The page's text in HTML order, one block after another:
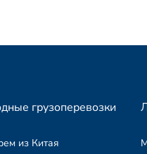
грузоперевозки
из Китая